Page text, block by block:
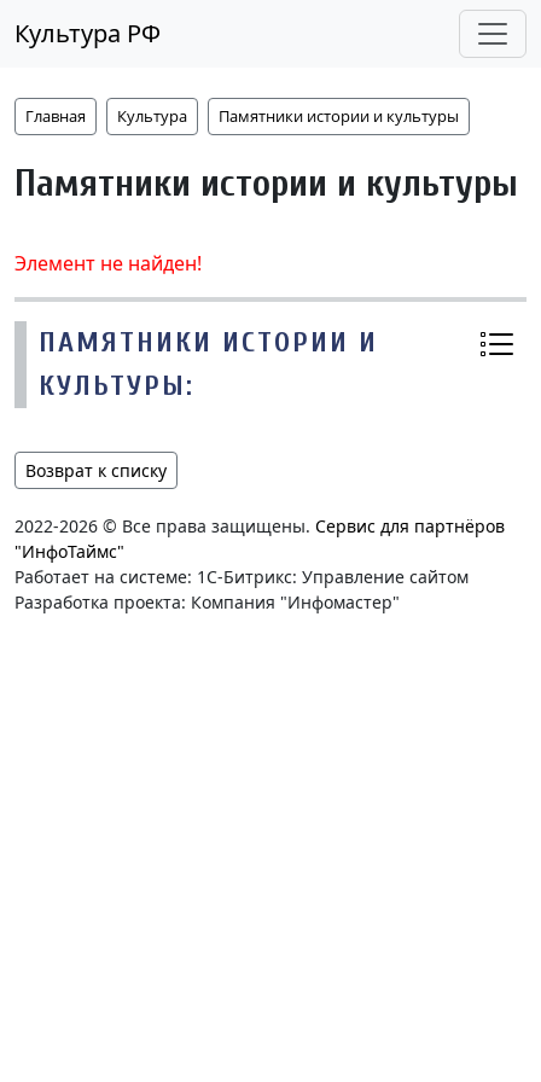
Культура РФ
Главная Культура Памятники истории и культуры
Памятники истории и культуры
Элемент не найден!
ПАМЯТНИКИ ИСТОРИИ И
КУЛЬТУРЫ:
Возврат к списку
2022-2026 © Все права защищены. Сервис для партнёров
"ИнфоТаймс"
Работает на системе: 1С-Битрикс: Управление сайтом
Разработка проекта: Компания "Инфомастер"